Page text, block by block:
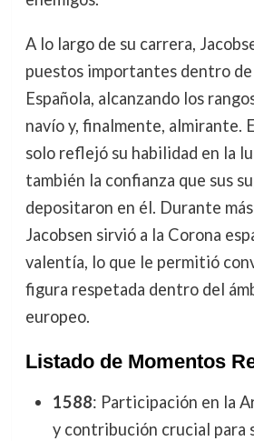
A lo largo de su carrera,
puestos importantes dentro de
Española, alcanzando los
navío y, finalmente, almirante.
solo reflejó su habilidad en la
también la confianza que sus
depositaron en él. Durante
Jacobsen sirvió a la Corona
valentía, lo que le permitió
figura respetada dentro del
europeo.
Listado de Momentos
1588: Participación en la
y contribución crucial para